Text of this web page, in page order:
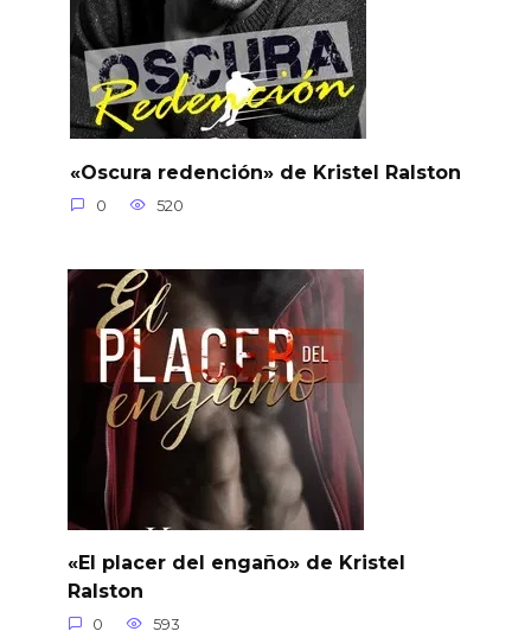
«Oscura redención» de Kristel Ralston
0 520
«El placer del engaño» de Kristel
Ralston
0 593